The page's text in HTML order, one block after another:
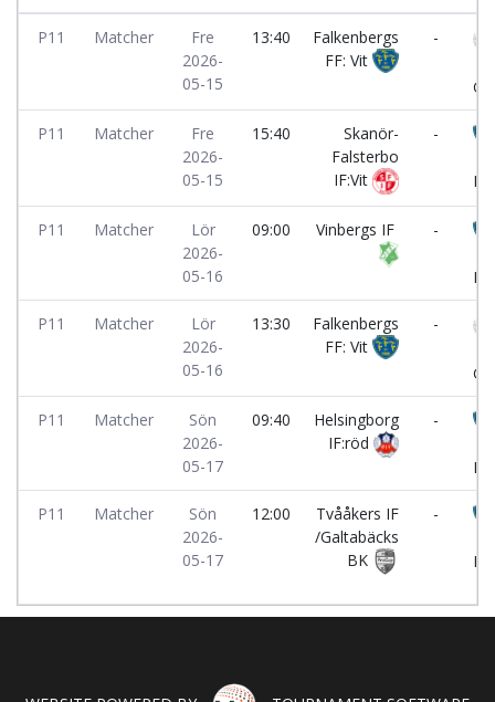
P11 Matcher
Fre
2026-
05-15
13:40
Falkenbergs
FF: Vit
-
P11 Matcher
Fre
2026-
05-15
15:40
Skanör-
Falsterbo
IF:Vit
-
P11 Matcher
Lör
2026-
05-16
09:00 Vinbergs IF
-
P11 Matcher
Lör
2026-
05-16
13:30
Falkenbergs
FF: Vit
-
P11 Matcher
Sön
2026-
05-17
09:40
Helsingborg
IF:röd
-
P11 Matcher
Sön
2026-
05-17
12:00
Tvååkers IF
/Galtabäcks
BK
-